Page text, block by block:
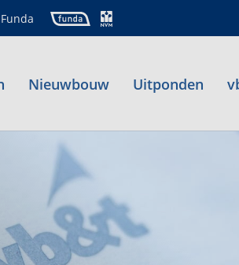
Nieuwbouw Uitponden